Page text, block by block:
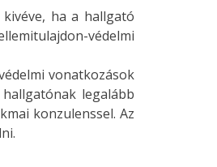
ha a hallgató
védelmi
vonatkozások
legalább
konzulenssel. Az